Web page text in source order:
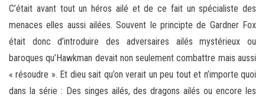
C’était avant tout un héros ailé et de ce fait un spécialiste des
menaces elles aussi ailées. Souvent le principte de Gardner Fox
était donc d’introduire des adversaires ailés mystérieux ou
baroques qu’Hawkman devait non seulement combattre mais aussi
« résoudre ». Et dieu sait qu’on verait un peu tout et n’importe quoi
dans la série : Des singes ailés, des dragons ailés ou encore les